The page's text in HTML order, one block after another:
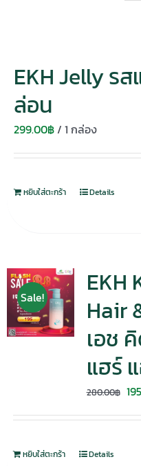
EKH Jelly ร
ล่อน
299.00฿/ 1 กล่อง
หยิบใส่ตะกร้า Details
Sale!
EKH
Hair
เอช
แฮร์
280.00฿
หยิบใส่ตะกร้า Details